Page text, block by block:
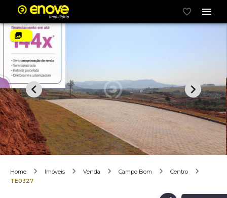
Home Imóveis Venda Campo Bom
Centro
TE0327